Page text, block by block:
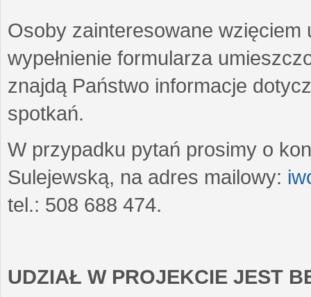
Osoby zainteresowane wzięciem
wypełnienie formularza
znajdą Państwo informacje
spotkań.
W przypadku pytań prosimy o
Sulejewską, na adres mailowy:
tel.: 508 688 474.
UDZIAŁ W PROJEKCIE JEST